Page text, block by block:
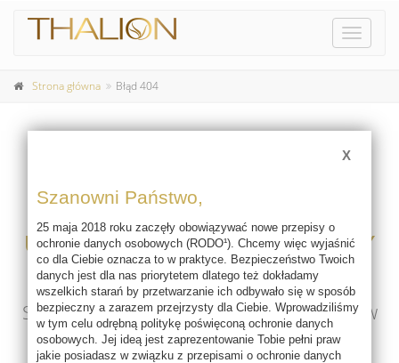
Szanowni Państwo,
25 maja 2018 roku zaczęły obowiązywać nowe przepisy o
ochronie danych osobowych (RODO¹). Chcemy więc wyjaśnić
co dla Ciebie oznacza to w praktyce. Bezpieczeństwo Twoich
danych jest dla nas priorytetem dlatego też dokładamy
wszelkich starań by przetwarzanie ich odbywało się w sposób
bezpieczny a zarazem przejrzysty dla Ciebie. Wprowadziliśmy
w tym celu odrębną politykę poświęconą ochronie danych
osobowych. Jej ideą jest zaprezentowanie Tobie pełni praw
jakie posiadasz w związku z przepisami o ochronie danych
X
Pokaż
Strona główna Błąd 404
404
UPS! NIE MA TAKIEJ STRONY
Żądany adres nie istnieje ma serwerze.
Sprawdź poprawność adresu wpisanego w
pasku adresowym przeglądarki..